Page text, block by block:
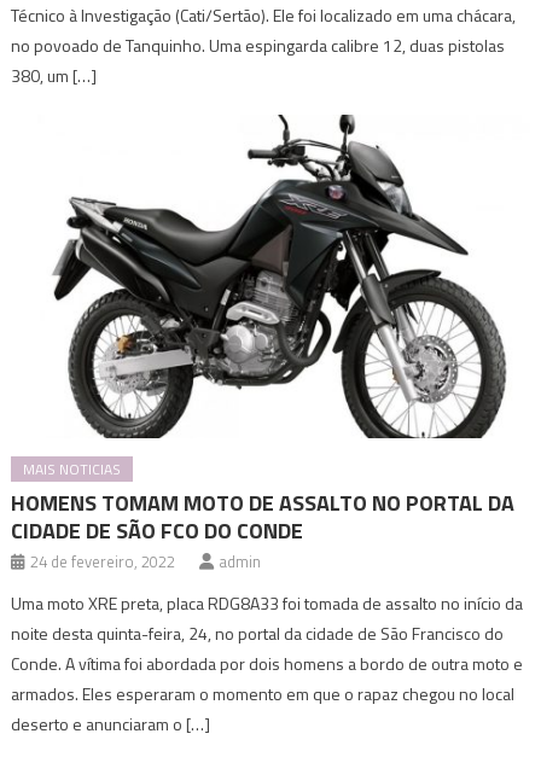
Técnico à Investigação (Cati/Sertão). Ele foi localizado em uma chácara,
no povoado de Tanquinho. Uma espingarda calibre 12, duas pistolas
380, um […]
MAIS NOTICIAS
HOMENS TOMAM MOTO DE ASSALTO NO PORTAL DA
CIDADE DE SÃO FCO DO CONDE
24 de fevereiro, 2022 admin
Uma moto XRE preta, placa RDG8A33 foi tomada de assalto no início da
noite desta quinta-feira, 24, no portal da cidade de São Francisco do
Conde. A vítima foi abordada por dois homens a bordo de outra moto e
armados. Eles esperaram o momento em que o rapaz chegou no local
deserto e anunciaram o […]